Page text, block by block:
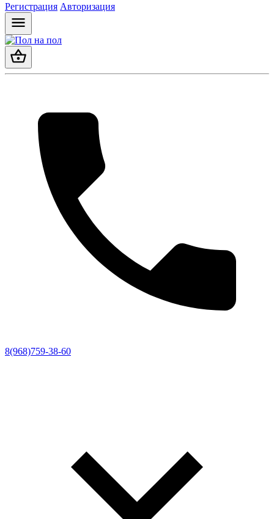
Регистрация Авторизация
8(968)759-38-60